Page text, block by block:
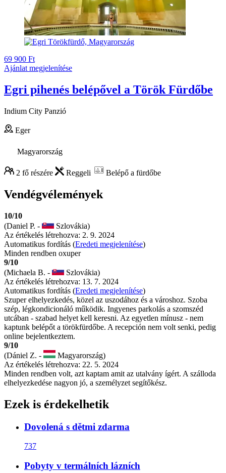
69 900 Ft
Ajánlat megjelenítése
Egri pihenés belépővel a Török Fürdőbe
Indium City Panzió
Eger
Magyarország
2 fő részére Reggeli Belépő a fürdőbe
Vendégvélemények
10/10
(Daniel P. -
Szlovákia)
Az értékelés létrehozva: 2. 9. 2024
Automatikus fordítás (Eredeti megjelenítése)
Minden rendben oxuper
9/10
(Michaela B. -
Szlovákia)
Az értékelés létrehozva: 13. 7. 2024
Automatikus fordítás (Eredeti megjelenítése)
Szuper elhelyezkedés, közel az uszodához és a városhoz. Szoba
szép, légkondicionáló működik. Ingyenes parkolás a szomszéd
utcában - szabad helyet kell keresni. Az egyetlen mínusz - nem
kaptunk belépőt a törökfürdőbe. A recepción nem volt senki, pedig
online bejelentkeztem.
9/10
(Dániel Z. -
Magyarország)
Az értékelés létrehozva: 22. 5. 2024
Minden rendben volt, azt kaptam amit az utalvány ígért. A szálloda
elhelyezkedése nagyon jó, a személyzet segítőkész.
Ezek is érdekelhetik
Dovolená s dětmi zdarma
737
Pobyty v termálních lázních